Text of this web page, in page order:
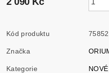
Kód produktu
Značka
Kategorie